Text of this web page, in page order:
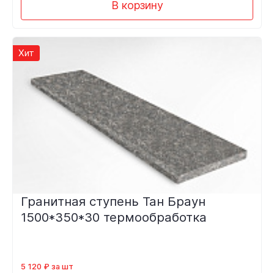
В корзину
Хит
Гранитная ступень Тан Браун
1500*350*30 термообработка
5 120 ₽ за шт